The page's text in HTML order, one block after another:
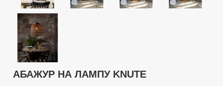
АБАЖУР НА ЛАМПУ KNUTE